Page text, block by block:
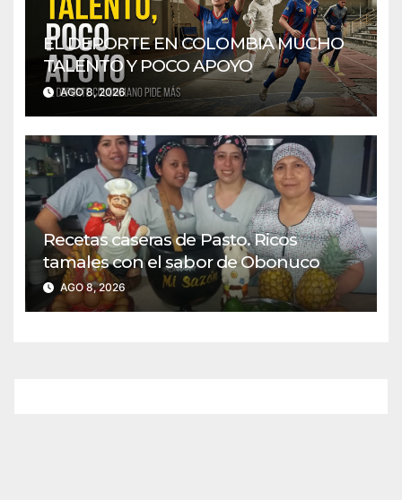
EL DEPORTE EN COLOMBIA MUCHO
TALENTO Y POCO APOYO
AGO 8, 2026
Recetas caseras de Pasto. Ricos
tamales con el sabor de Obonuco
AGO 8, 2026